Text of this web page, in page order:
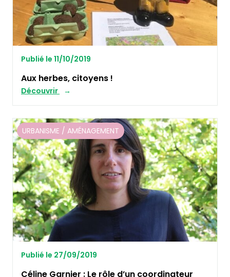
Publié le 11/10/2019
Aux herbes, citoyens !
Découvrir
URBANISME / AMÉNAGEMENT
Publié le 27/09/2019
Céline Garnier : Le rôle d’un coordinateur